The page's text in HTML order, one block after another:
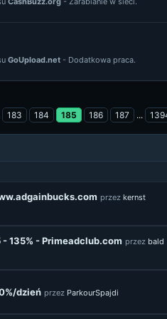
GoUpload.net - Dodatkowa praca.
183 184 185 186 187 ...
przez kernst
- 135% - Primeadclub.com przez bald
dzień przez ParkourSpajdi